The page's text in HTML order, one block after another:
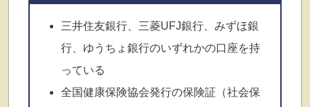
三井住友銀行、三菱UFJ銀行、みずほ銀
行、ゆうちょ銀行のいずれかの口座を持
っている
全国健康保険協会発行の保険証（社会保